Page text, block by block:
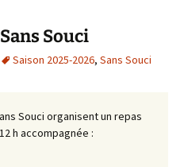
Souci
Saison 2025-2026, Sans Souci
Souci organisent un repas
h accompagnée :